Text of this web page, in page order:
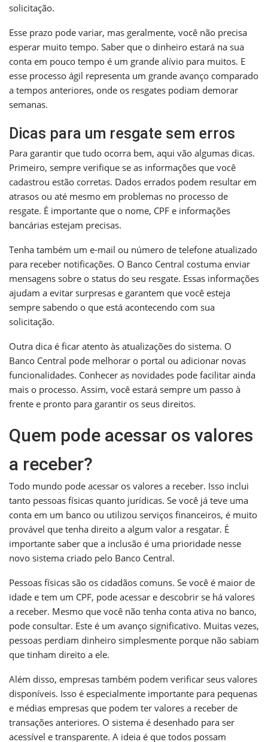
solicitação.
Esse prazo pode variar, mas geralmente, você não precisa
esperar muito tempo. Saber que o dinheiro estará na sua
conta em pouco tempo é um grande alívio para muitos. E
esse processo ágil representa um grande avanço comparado
a tempos anteriores, onde os resgates podiam demorar
semanas.
Dicas para um resgate sem erros
Para garantir que tudo ocorra bem, aqui vão algumas dicas.
Primeiro, sempre verifique se as informações que você
cadastrou estão corretas. Dados errados podem resultar em
atrasos ou até mesmo em problemas no processo de
resgate. É importante que o nome, CPF e informações
bancárias estejam precisas.
Tenha também um e-mail ou número de telefone atualizado
para receber notificações. O Banco Central costuma enviar
mensagens sobre o status do seu resgate. Essas informações
ajudam a evitar surpresas e garantem que você esteja
sempre sabendo o que está acontecendo com sua
solicitação.
Outra dica é ficar atento às atualizações do sistema. O
Banco Central pode melhorar o portal ou adicionar novas
funcionalidades. Conhecer as novidades pode facilitar ainda
mais o processo. Assim, você estará sempre um passo à
frente e pronto para garantir os seus direitos.
Quem pode acessar os valores
a receber?
Todo mundo pode acessar os valores a receber. Isso inclui
tanto pessoas físicas quanto jurídicas. Se você já teve uma
conta em um banco ou utilizou serviços financeiros, é muito
provável que tenha direito a algum valor a resgatar. É
importante saber que a inclusão é uma prioridade nesse
novo sistema criado pelo Banco Central.
Pessoas físicas são os cidadãos comuns. Se você é maior de
idade e tem um CPF, pode acessar e descobrir se há valores
a receber. Mesmo que você não tenha conta ativa no banco,
pode consultar. Este é um avanço significativo. Muitas vezes,
pessoas perdiam dinheiro simplesmente porque não sabiam
que tinham direito a ele.
Além disso, empresas também podem verificar seus valores
disponíveis. Isso é especialmente importante para pequenas
e médias empresas que podem ter valores a receber de
transações anteriores. O sistema é desenhado para ser
acessível e transparente. A ideia é que todos possam